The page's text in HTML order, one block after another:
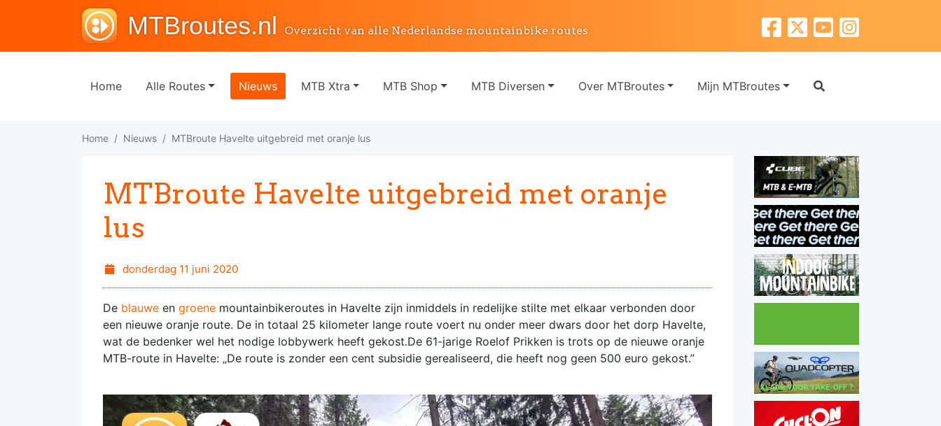
MTBroutes.nl Overzicht van alle Nederlandse mountainbike routes
Home Alle Routes Nieuws MTB Xtra MTB Shop MTB Diversen Over MTBroutes Mijn MTBroutes
Home Nieuws MTBroute Havelte uitgebreid met oranje lus
MTBroute Havelte uitgebreid met oranje
lus
donderdag 11 juni 2020
De blauwe en groene mountainbikeroutes in Havelte zijn inmiddels in redelijke stilte met elkaar verbonden door
een nieuwe oranje route. De in totaal 25 kilometer lange route voert nu onder meer dwars door het dorp Havelte,
wat de bedenker wel het nodige lobbywerk heeft gekost.De 61-jarige Roelof Prikken is trots op de nieuwe oranje
MTB-route in Havelte: „De route is zonder een cent subsidie gerealiseerd, die heeft nog geen 500 euro gekost.”